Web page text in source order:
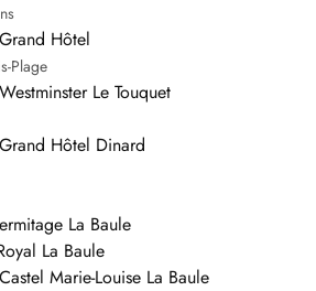
Hôtel
Plage
Le Touquet
Hôtel Dinard
La Baule
La Baule
Marie-Louise La Baule